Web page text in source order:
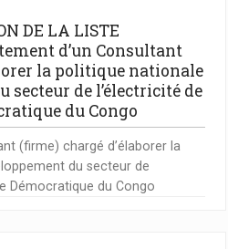
DE LA LISTE
d’un Consultant
la politique nationale
secteur de l’électricité de
du Congo
(firme) chargé d’élaborer la
du secteur de
Démocratique du Congo